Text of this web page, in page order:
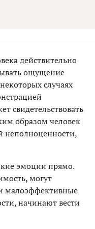
действительно
ощущение
случаях
свидетельствовать
образом человек
неполноценности,
эмоции прямо.
могут
малоэффективные
начинают вести